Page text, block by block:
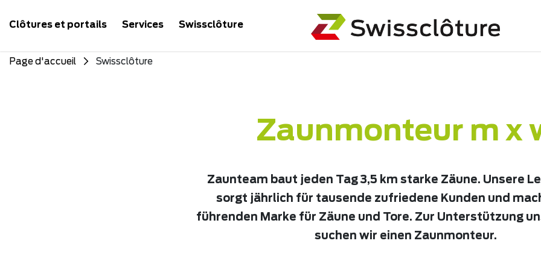
Clôtures et portails Services Swissclôture
Page d'accueil Swissclôture
Zaunmonteur m x
Zaunteam baut jeden Tag 3,5 km starke Zäune. Unsere
sorgt jährlich für tausende zufriedene Kunden und
führenden Marke für Zäune und Tore. Zur Unterstützung
suchen wir einen Zaunmonteur.